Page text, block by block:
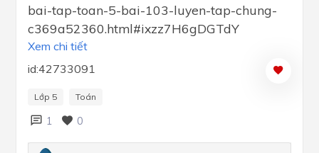
bai-tap-toan-5-bai-103-luyen-tap-chung-
c369a52360.html#ixzz7H6gDGTdY
Xem chi tiết
id:42733091
Lớp 5 Toán
1 0